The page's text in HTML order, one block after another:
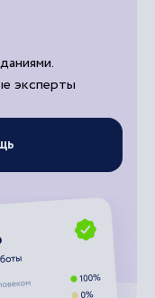
эксперты